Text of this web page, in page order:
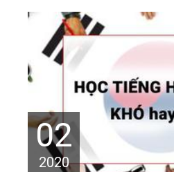
02
2020